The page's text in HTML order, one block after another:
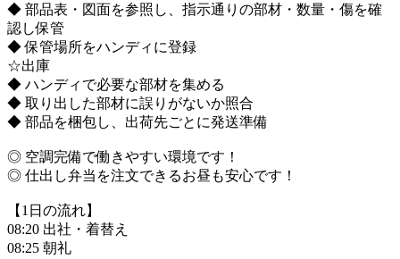
◆ 部品表・図面を参照し、指示通りの部材・数量・傷を確
認し保管
◆ 保管場所をハンディに登録
☆出庫
◆ ハンディで必要な部材を集める
◆ 取り出した部材に誤りがないか照合
◆ 部品を梱包し、出荷先ごとに発送準備
◎ 空調完備で働きやすい環境です！
◎ 仕出し弁当を注文できるお昼も安心です！
【1日の流れ】
08:20 出社・着替え
08:25 朝礼